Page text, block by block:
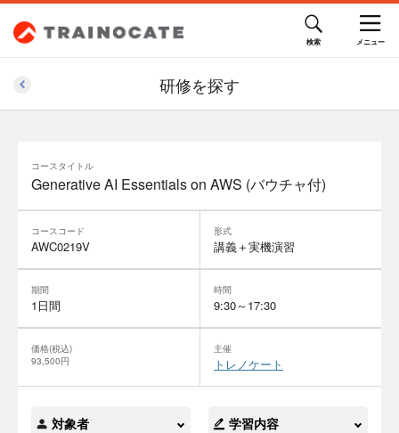
研修を探す
コースタイトル
Generative AI Essentials on AWS (バウチャ付)
コースコード
AWC0219V
形式
講義＋実機演習
期間
1日間
時間
9:30～17:30
価格(税込)
93,500円
主催
トレノケート
対象者 学習内容